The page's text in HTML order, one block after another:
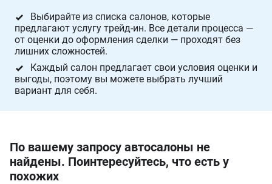
Выбирайте из списка салонов, которые
предлагают услугу трейд-ин. Все детали процесса —
от оценки до оформления сделки — проходят без
лишних сложностей.
Каждый салон предлагает свои условия оценки и
выгоды, поэтому вы можете выбрать лучший
вариант для себя.
По вашему запросу автосалоны не
найдены. Поинтересуйтесь, что есть у
похожих